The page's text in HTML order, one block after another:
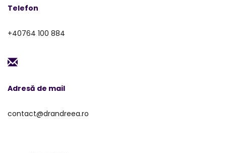
Telefon
+40764 100 884
Adresă de mail
contact@drandreea.ro